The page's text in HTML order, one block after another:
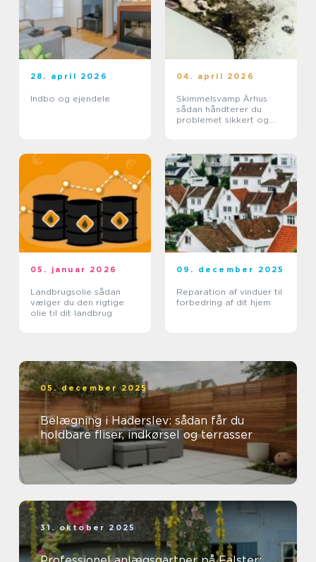
28. april 2026
Indbo og ejendele
04. april 2026
Skimmelsvamp Århus
sådan håndterer du
problemet sikkert og
05. januar 2026
Landbrugsolie sådan
vælger du den rigtige
olie til dit landbrug
09. december 2025
Reparation af vinduer til
forbedring af dit hjem
05. december 2025
Belægning i Haderslev: sådan får du
holdbare fliser, indkørsel og terrasser
31. oktober 2025